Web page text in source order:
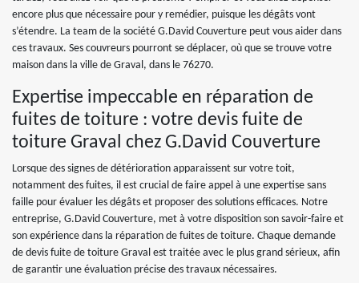
encore plus que nécessaire pour y remédier, puisque les dégâts vont
s’étendre. La team de la société G.David Couverture peut vous aider dans
ces travaux. Ses couvreurs pourront se déplacer, où que se trouve votre
maison dans la ville de Graval, dans le 76270.
Expertise impeccable en réparation de
fuites de toiture : votre devis fuite de
toiture Graval chez G.David Couverture
Lorsque des signes de détérioration apparaissent sur votre toit,
notamment des fuites, il est crucial de faire appel à une expertise sans
faille pour évaluer les dégâts et proposer des solutions efficaces. Notre
entreprise, G.David Couverture, met à votre disposition son savoir-faire et
son expérience dans la réparation de fuites de toiture. Chaque demande
de devis fuite de toiture Graval est traitée avec le plus grand sérieux, afin
de garantir une évaluation précise des travaux nécessaires.